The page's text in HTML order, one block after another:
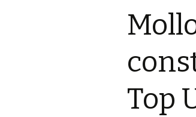
Accessoires
Les petits
compagnons
Top